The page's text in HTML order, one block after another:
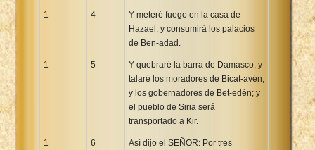
1 4
Y meteré fuego en la casa de
Hazael, y consumirá los palacios
de Ben-adad.
1 5
Y quebraré la barra de Damasco, y
talaré los moradores de Bicat-avén,
y los gobernadores de Bet-edén; y
el pueblo de Siria será
transportado a Kir.
1 6
Así dijo el SEÑOR: Por tres